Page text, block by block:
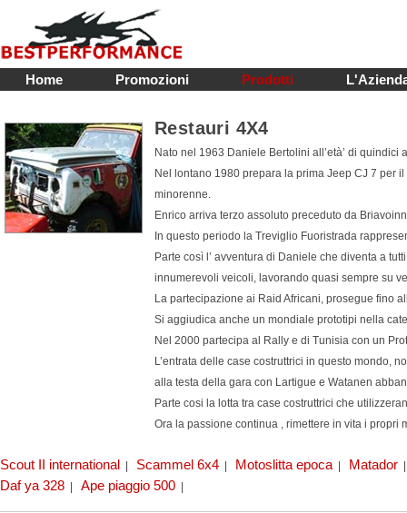
Home Promozioni Prodotti
Restauri 4X4
Nato nel 1963 Daniele Bertolini all’età’ di
Nel lontano 1980 prepara la prima Jeep CJ 7 per
minorenne.
Enrico arriva terzo assoluto preceduto da
In questo periodo la Treviglio Fuoristrada
Parte così l’ avventura di Daniele che diventa a
innumerevoli veicoli, lavorando quasi sempre su
La partecipazione ai Raid Africani, prosegue fino
Si aggiudica anche un mondiale prototipi nella
Nel 2000 partecipa al Rally e di Tunisia con un
L’entrata delle case costruttrici in questo mondo,
alla testa della gara con Lartigue e Watanen
Parte cosi la lotta tra case costruttrici che
Ora la passione continua , rimettere in vita i propri
Scout II international Scammel 6x4 Motoslitta epoca| Matador
Daf ya 328 Ape piaggio 500